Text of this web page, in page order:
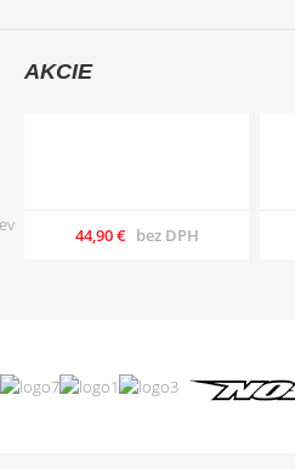
AKCIE
44,90 € bez DPH